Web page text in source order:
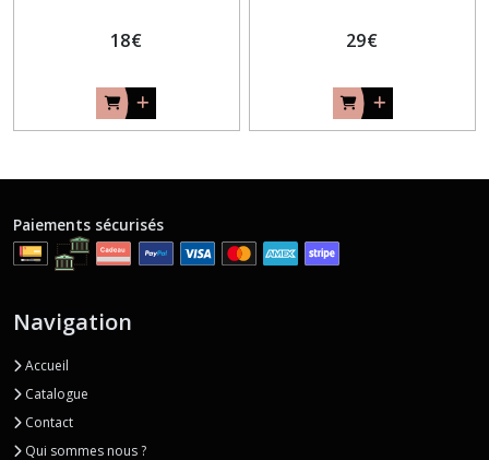
18€ 29€
Paiements sécurisés
Navigation
Accueil
Catalogue
Contact
Qui sommes nous ?